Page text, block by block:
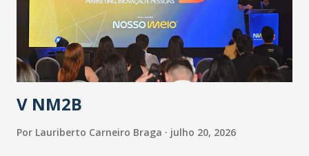
contaminação maior que outros coronavírus”, apontou o
secretário. Segundo ele, é uma epidemia com chance de
contaminação alta, podendo gerar um grande risco à
população e ao sistema de saúde. “Precisamos saber fazer a
estratificação do risco da doença, para não so...
V NM2B
Por Lauriberto Carneiro Braga julho 20, 2026